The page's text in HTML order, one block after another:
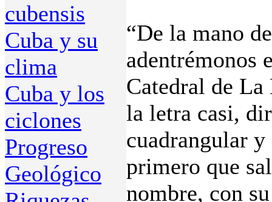
cubensis
Cuba y su
clima
Cuba y los
ciclones
Progreso
Geológico
“De la mano
adentrémonos
Catedral de
la letra casi,
cuadrangular y
primero que
nombre, con